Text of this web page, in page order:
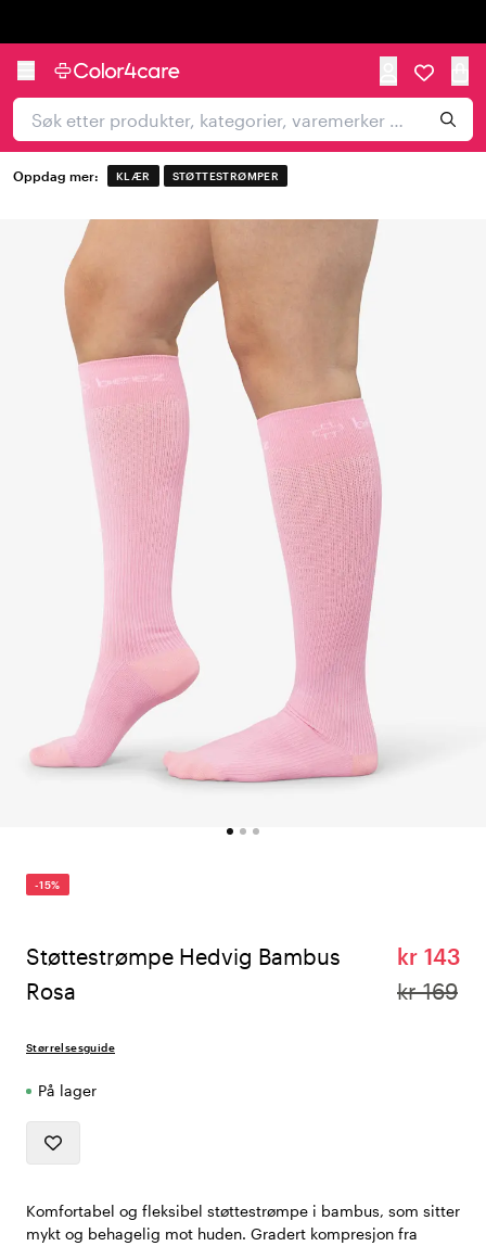
Oppdag mer: KLÆR STØTTESTRØMPER
-15%
Støttestrømpe Hedvig Bambus
Rosa
kr 143
kr 169
Størrelsesguide
På lager
Komfortabel og fleksibel støttestrømpe i bambus, som sitter
mykt og behagelig mot huden. Gradert kompresjon fra